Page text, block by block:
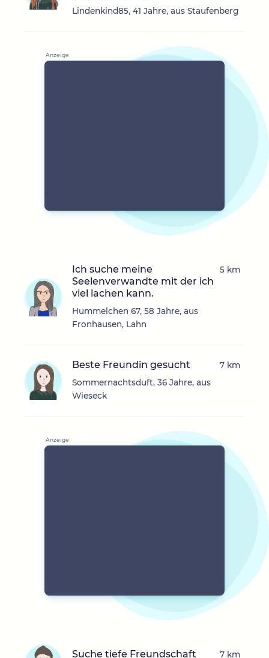
Lindenkind85, 41 Jahre, aus Staufenberg
Ich suche meine
Seelenverwandte mit der ich
viel lachen kann.
Hummelchen 67, 58 Jahre, aus
Fronhausen, Lahn
5 km
Beste Freundin gesucht
Sommernachtsduft, 36 Jahre, aus
Wieseck
7 km
Suche tiefe Freundschaft 7 km